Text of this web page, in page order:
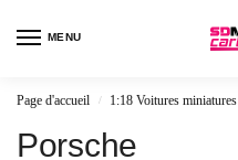
MENU
Page d'accueil / 1:18 Voitures miniatures
Porsche